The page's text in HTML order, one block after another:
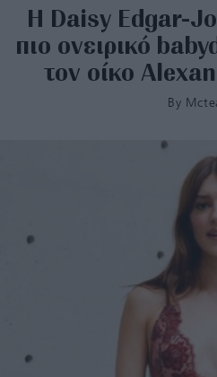
Η Daisy Edgar-
πιο oνειρικό
τον οίκο
By